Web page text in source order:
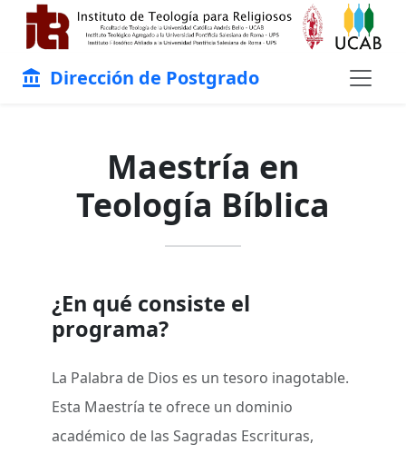
account_balance Dirección de Postgrado
Maestría en
Teología Bíblica
¿En qué consiste el
programa?
La Palabra de Dios es un tesoro inagotable.
Esta Maestría te ofrece un dominio
académico de las Sagradas Escrituras,